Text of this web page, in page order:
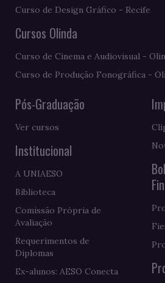
Curso de Design Gráfico - Recife
Cursos Olinda
Curso de Cinema e Audiovisual -
Curso de Produção Fonográfica -
Pós-Graduação
Ver cursos
Institucional
A UNIAESO
Biblioteca
Comissão Própria de
Avaliação
Requerimentos de
Diplomas
Ex-alunos: AESO Conecta